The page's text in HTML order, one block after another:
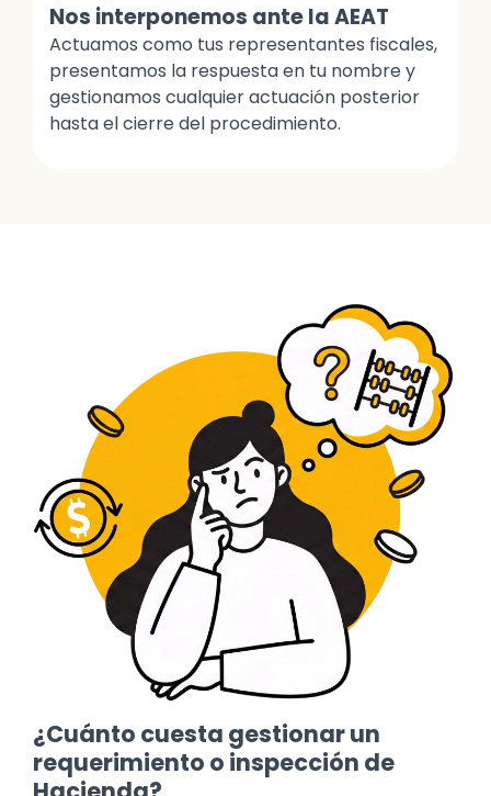
Nos interponemos ante la AEAT
Actuamos como tus representantes fiscales,
presentamos la respuesta en tu nombre y
gestionamos cualquier actuación posterior
hasta el cierre del procedimiento.
¿Cuánto cuesta gestionar un
requerimiento o inspección de